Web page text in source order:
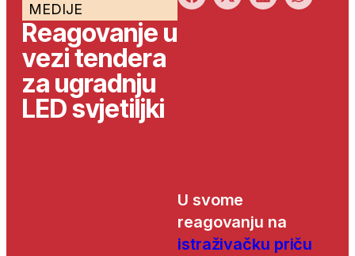
MEDIJE
Reagovanje u
vezi tendera
za ugradnju
LED svjetiljki
U svome
reagovanju na
istraživačku priču